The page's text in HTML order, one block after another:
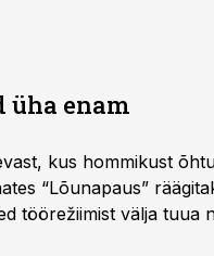
enam
kus hommikust
“Lõunapaus”
töörežiimist välja tuua